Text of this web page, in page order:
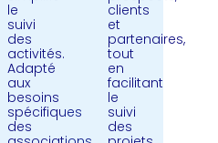
le
suivi
des
activités.
Adapté
aux
besoins
spécifiques
des
clients
et
partenaires,
tout
en
facilitant
le
suivi
des